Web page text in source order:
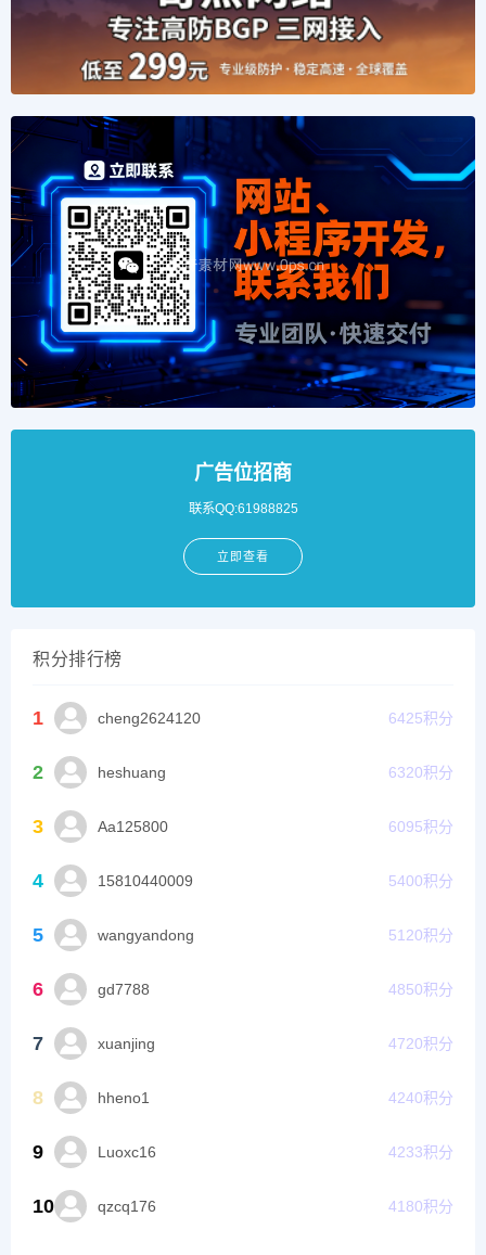
广告位招商
联系QQ:61988825
立即查看
积分排行榜
1 cheng2624120 6425积分
2 heshuang 6320积分
3 Aa125800 6095积分
4 15810440009 5400积分
5 wangyandong 5120积分
6 gd7788 4850积分
7 xuanjing 4720积分
8 hheno1 4240积分
9 Luoxc16 4233积分
10 qzcq176 4180积分